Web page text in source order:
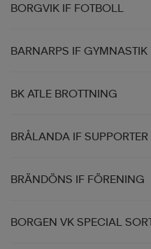
BORGVIK IF FOTBOLL
BARNARPS IF GYMNASTIK
BK ATLE BROTTNING
BRÅLANDA IF SUPPORTER
BRÄNDÖNS IF FÖRENING
BORGEN VK SPECIAL